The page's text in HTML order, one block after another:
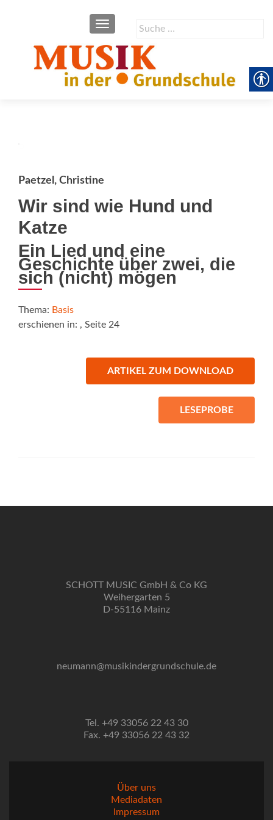
Suche
SCHALTE NAVIGATION
Paetzel, Christine
Wir sind wie Hund und
Katze
Ein Lied und eine
Geschichte über zwei, die
sich (nicht) mögen
Thema: Basis
erschienen in: , Seite 24
ARTIKEL ZUM DOWNLOAD
LESEPROBE
SCHOTT MUSIC GmbH & Co KG
Weihergarten 5
D-55116 Mainz
neumann@musikindergrundschule.de
Tel. +49 33056 22 43 30
Fax. +49 33056 22 43 32
Über uns
Mediadaten
Impressum